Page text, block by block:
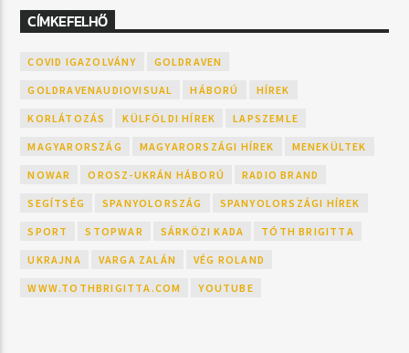
CÍMKEFELHŐ
COVID IGAZOLVÁNY GOLDRAVEN
GOLDRAVENAUDIOVISUAL HÁBORÚ HÍREK
KORLÁTOZÁS KÜLFÖLDI HÍREK LAPSZEMLE
MAGYARORSZÁG MAGYARORSZÁGI HÍREK MENEKÜLTEK
NOWAR OROSZ-UKRÁN HÁBORÚ RADIO BRAND
SEGÍTSÉG SPANYOLORSZÁG SPANYOLORSZÁGI HÍREK
SPORT STOPWAR SÁRKÖZI KADA TÓTH BRIGITTA
UKRAJNA VARGA ZALÁN VÉG ROLAND
WWW.TOTHBRIGITTA.COM YOUTUBE